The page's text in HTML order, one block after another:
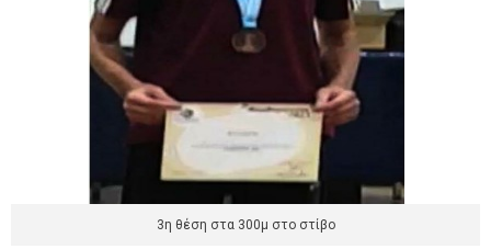
3η θέση στα 300μ στο στίβο